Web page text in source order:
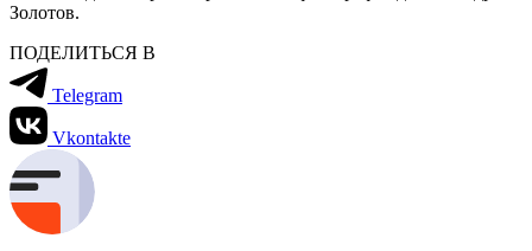
Золотов.
ПОДЕЛИТЬСЯ В
Telegram
Vkontakte